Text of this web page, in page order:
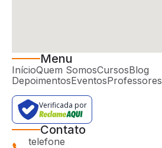
Menu
InícioQuem SomosCursosBlog
DepoimentosEventosProfessores
Verificada por
Contato
telefone